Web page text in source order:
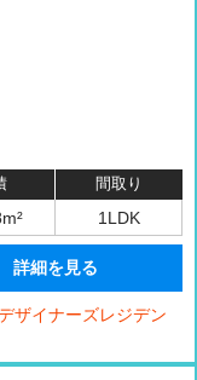
間取り
1LDK
詳細を見る
ザイナーズレジデン